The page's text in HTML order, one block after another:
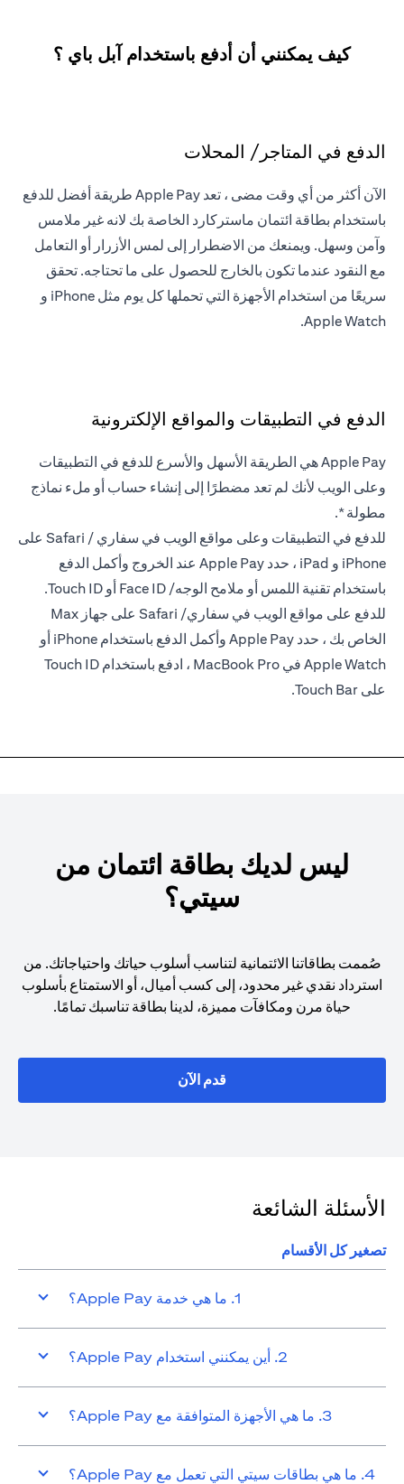
كيف يمكنني أن أدفع باستخدام آبل باي ؟
الدفع في المتاجر/ المحلات
الآن أكثر من أي وقت مضى ، تعد Apple Pay طريقة أفضل للدفع
باستخدام بطاقة ائتمان ماستركارد الخاصة بك لانه غير ملامس
وآمن وسهل. ويمنعك من الاضطرار إلى لمس الأزرار أو التعامل
مع النقود عندما تكون بالخارج للحصول على ما تحتاجه. تحقق
سريعًا من استخدام الأجهزة التي تحملها كل يوم مثل iPhone و
Apple Watch.
الدفع في التطبيقات والمواقع الإلكترونية
Apple Pay هي الطريقة الأسهل والأسرع للدفع في التطبيقات
وعلى الويب لأنك لم تعد مضطرًا إلى إنشاء حساب أو ملء نماذج
مطولة *.
للدفع في التطبيقات وعلى مواقع الويب في سفاري / Safari على
iPhone و iPad ، حدد Apple Pay عند الخروج وأكمل الدفع
باستخدام تقنية اللمس أو ملامح الوجه/ Face ID أو Touch ID.
للدفع على مواقع الويب في سفاري/ Safari على جهاز Max
الخاص بك ، حدد Apple Pay وأكمل الدفع باستخدام iPhone أو
Apple Watch في MacBook Pro ، ادفع باستخدام Touch ID
على Touch Bar.
ليس لديك بطاقة ائتمان من
سيتي؟
صُممت بطاقاتنا الائتمانية لتناسب أسلوب حياتك واحتياجاتك. من
استرداد نقدي غير محدود، إلى كسب أميال، أو الاستمتاع بأسلوب
حياة مرن ومكافآت مميزة، لدينا بطاقة تناسبك تمامًا.
قدم الآن
الأسئلة الشائعة
تصغير كل الأقسام
1. ما هي خدمة Apple Pay؟
2. أين يمكنني استخدام Apple Pay؟
3. ما هي الأجهزة المتوافقة مع Apple Pay؟
4. ما هي بطاقات سيتي التي تعمل مع Apple Pay؟